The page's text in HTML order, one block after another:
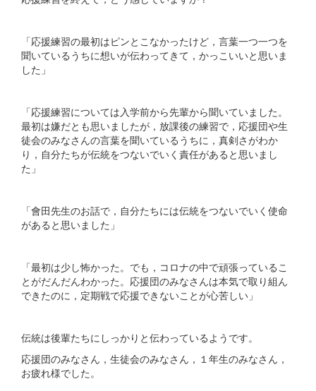
「応援練習の最初はピンとこなかったけど，言葉一つ一つを
聞いているうちに想いが伝わってきて，かっこいいと思いま
した」
「応援練習については入学前から先輩から聞いていました。
最初は嫌だとも思いましたが，放課後の練習で，応援団や生
徒会のみなさんの言葉を聞いているうちに，真剣さがわか
り，自分たちが伝統をつないでいく責任があると思いまし
た」
「會田先生のお話で，自分たちには伝統をつないでいく使命
があると思いました」
「最初は少し怖かった。でも，コロナの中で頑張っているこ
とがだんだんわかった。応援団のみなさんは本気で取り組ん
できたのに，定期戦で応援できないことが心苦しい」
伝統は後輩たちにしっかりと伝わっているようです。
応援団のみなさん，生徒会のみなさん，１年生のみなさん，
お疲れ様でした。